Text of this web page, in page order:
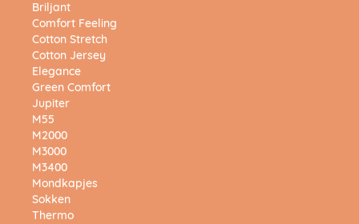
Briljant
Comfort Feeling
Cotton Stretch
Cotton Jersey
Elegance
Green Comfort
Jupiter
M55
M2000
M3000
M3400
Mondkapjes
Sokken
Thermo